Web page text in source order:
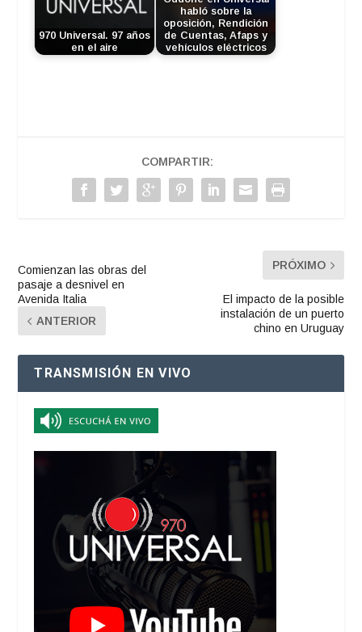
970 Universal. 97 años
en el aire
habló sobre la
oposición, Rendición
de Cuentas, Afaps y
vehículos eléctricos
COMPARTIR:
Comienzan las obras del
pasaje a desnivel en
Avenida Italia
ANTERIOR
PRÓXIMO
El impacto de la posible
instalación de un puerto
chino en Uruguay
TRANSMISIÓN EN VIVO